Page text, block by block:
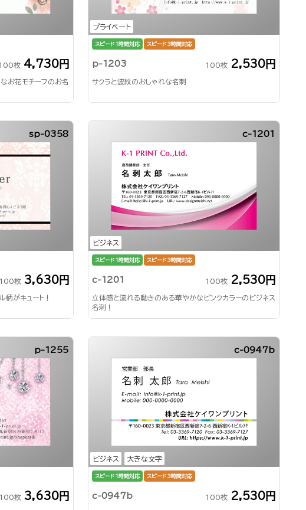
枚 4,730円
お花モチーフのお名
プライベート
スピード1時間対応 スピード3時間対応
p-1203 100枚 2,530円
サクラと波紋のおしゃれな名刺
sp-0358
100枚 3,630円
柄がキュート！
ビジネス
c-1201
スピード1時間対応 スピード3時間対応
c-1201 100枚 2,530円
立体感と流れる動きのある華やかなピンクカラーのビジネス
名刺！
p-1255
100枚 3,630円
ビジネス 大きな文字
c-0947b
スピード1時間対応 スピード3時間対応
c-0947b 100枚 2,530円